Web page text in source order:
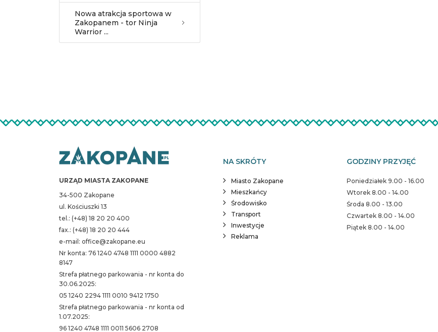
Nowa atrakcja sportowa w
Zakopanem - tor Ninja
Warrior ...
URZĄD MIASTA ZAKOPANE
34-500 Zakopane
ul. Kościuszki 13
tel.: (+48) 18 20 20 400
fax.: (+48) 18 20 20 444
e-mail: office@zakopane.eu
Nr konta: 76 1240 4748 1111 0000 4882
8147
Strefa płatnego parkowania - nr konta do
30.06.2025:
05 1240 2294 1111 0010 9412 1750
Strefa płatnego parkowania - nr konta od
1.07.2025:
96 1240 4748 1111 0011 5606 2708
NA SKRÓTY
Miasto Zakopane
Mieszkańcy
Środowisko
Transport
Inwestycje
Reklama
GODZINY PRZYJĘĆ
Poniedziałek 9.00 - 16.00
Wtorek 8.00 - 14.00
Środa 8.00 - 13.00
Czwartek 8.00 - 14.00
Piątek 8.00 - 14.00